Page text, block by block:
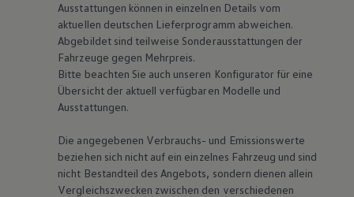
Ausstattungen können in einzelnen Details vom
aktuellen deutschen Lieferprogramm abweichen.
Abgebildet sind teilweise Sonderausstattungen der
Fahrzeuge gegen Mehrpreis.
Bitte beachten Sie auch unseren Konfigurator für eine
Übersicht der aktuell verfügbaren Modelle und
Ausstattungen.
Die angegebenen Verbrauchs- und Emissionswerte
beziehen sich nicht auf ein einzelnes Fahrzeug und sind
nicht Bestandteil des Angebots, sondern dienen allein
Vergleichszwecken zwischen den verschiedenen